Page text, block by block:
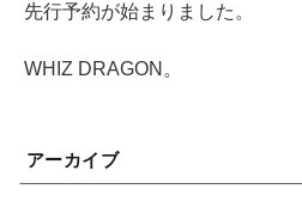
先行予約が始まりました。
WHIZ DRAGON。
アーカイブ